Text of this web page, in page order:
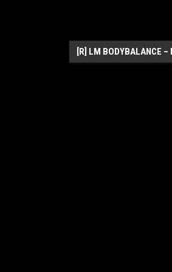
[R] LM BODYBALANCE